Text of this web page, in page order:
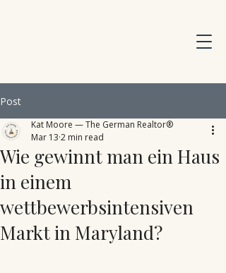
Post
Wie gewinnt man ein Haus
in einem
wettbewerbsintensiven
Markt in Maryland?
Kat Moore — The German Realtor®
Mar 13 2 min read